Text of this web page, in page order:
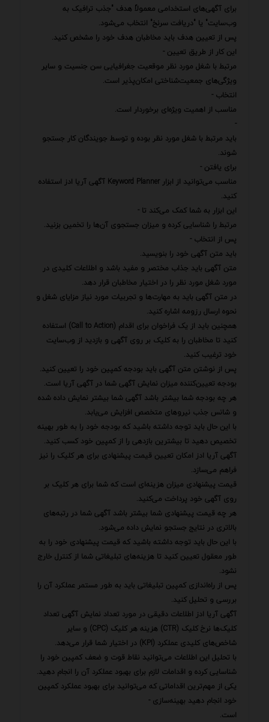
برای آگهی‌های استخدامی معمولاً هدف "جذب ترافیک به
وب‌سایت" یا "دریافت سرنخ" انتخاب می‌شود.
پس از تعیین هدف باید مخاطبان هدف خود را مشخص کنید.
این کار از طریق تعیین -
مرتبط با شغل مورد نظر موقعیت جغرافیایی سن جنسیت و سایر
ویژگی‌های جمعیت‌شناختی امکان‌پذیر است.
انتخاب -
مناسب از اهمیت ویژه‌ای برخوردار است.
-
باید مرتبط با شغل مورد نظر بوده و توسط جویندگان کار جستجو
شوند.
برای یافتن -
مناسب می‌توانید از ابزار Keyword Planner آگهی آریا ادز استفاده
کنید.
این ابزار به شما کمک می‌کند تا -
مرتبط را شناسایی کرده و میزان جستجوی آن‌ها را تخمین بزنید.
پس از انتخاب -
باید متن آگهی خود را بنویسید.
متن آگهی باید جذاب مختصر و مفید باشد و اطلاعات کلیدی در
مورد شغل مورد نظر را در اختیار مخاطبان قرار دهد.
در متن آگهی باید به مهارت‌ها و تجربیات مورد نیاز مزایای شغل و
نحوه ارسال رزومه اشاره کنید.
همچنین باید از یک فراخوان برای اقدام (Call to Action) استفاده
کنید تا مخاطبان را به کلیک بر روی آگهی و بازدید از وب‌سایت
خود ترغیب کنید.
پس از نوشتن متن آگهی باید بودجه کمپین خود را تعیین کنید.
بودجه تعیین‌کننده میزان نمایش آگهی شما در آگهی آریا است.
هر چه بودجه شما بیشتر باشد آگهی شما بیشتر نمایش داده شده
و شانس جذب نیروهای متخصص افزایش می‌یابد.
با این حال باید توجه داشته باشید که بودجه خود را به طور بهینه
تخصیص دهید تا بیشترین بازدهی را از کمپین خود کسب کنید.
آگهی آریا ادز امکان تعیین قیمت پیشنهادی برای هر کلیک را نیز
فراهم می‌سازد.
قیمت پیشنهادی میزان هزینه‌ای است که شما برای هر کلیک بر
روی آگهی خود پرداخت می‌کنید.
هر چه قیمت پیشنهادی شما بیشتر باشد آگهی شما در رتبه‌های
بالاتری در نتایج جستجو نمایش داده می‌شود.
با این حال باید توجه داشته باشید که قیمت پیشنهادی خود را به
طور معقول تعیین کنید تا هزینه‌های تبلیغاتی شما از کنترل خارج
نشود.
پس از راه‌اندازی کمپین تبلیغاتی باید به طور مستمر عملکرد آن را
بررسی و تحلیل کنید.
آگهی آریا ادز اطلاعات دقیقی در مورد تعداد نمایش آگهی تعداد
کلیک‌ها نرخ کلیک (CTR) هزینه هر کلیک (CPC) و سایر
شاخص‌های کلیدی عملکرد (KPI) در اختیار شما قرار می‌دهد.
با تحلیل این اطلاعات می‌توانید نقاط قوت و ضعف کمپین خود را
شناسایی کرده و اقدامات لازم برای بهبود عملکرد آن را انجام دهید.
یکی از مهم‌ترین اقداماتی که می‌توانید برای بهبود عملکرد کمپین
خود انجام دهید بهینه‌سازی -
است.